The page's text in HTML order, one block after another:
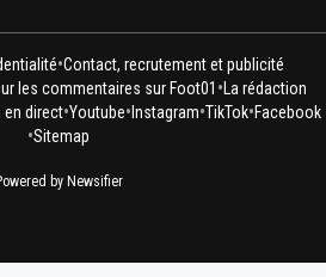
•Contact, recrutement et publicité
les commentaires sur Foot01 • La rédaction
en direct•Youtube• Instagram•TikTok•Facebook
•Sitemap
by Newsifier